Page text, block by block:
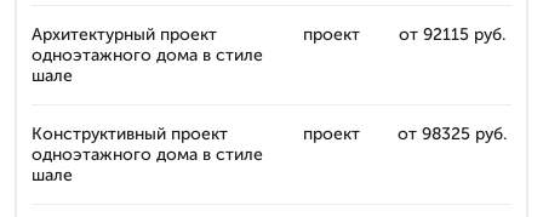
Архитектурный проект
одноэтажного дома в стиле
шале
проект от 92115 руб.
Конструктивный проект
одноэтажного дома в стиле
шале
проект от 98325 руб.